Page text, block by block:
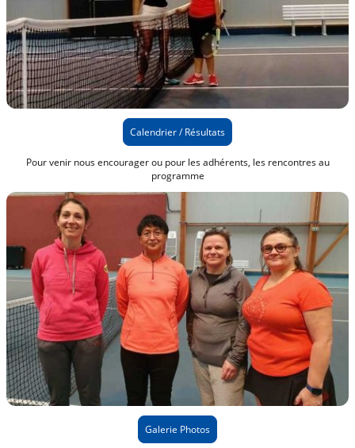
Calendrier / Résultats
Pour venir nous encourager ou pour les adhérents, les rencontres au
programme
Galerie Photos